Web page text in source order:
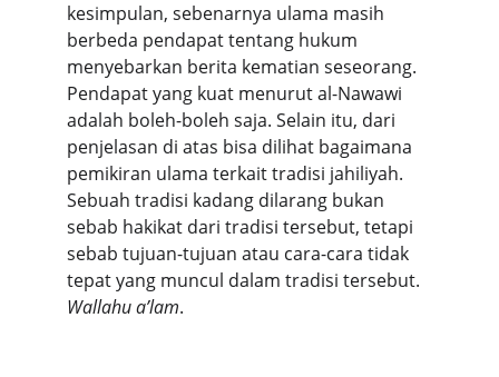
kesimpulan, sebenarnya ulama masih
berbeda pendapat tentang hukum
menyebarkan berita kematian seseorang.
Pendapat yang kuat menurut al-Nawawi
adalah boleh-boleh saja. Selain itu, dari
penjelasan di atas bisa dilihat bagaimana
pemikiran ulama terkait tradisi jahiliyah.
Sebuah tradisi kadang dilarang bukan
sebab hakikat dari tradisi tersebut, tetapi
sebab tujuan-tujuan atau cara-cara tidak
tepat yang muncul dalam tradisi tersebut.
Wallahu a’lam.